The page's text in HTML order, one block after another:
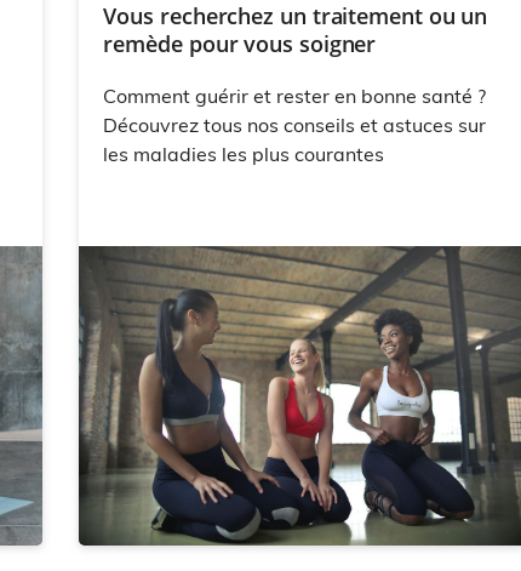
Vous recherchez un traitement ou un
remède pour vous soigner
Comment guérir et rester en bonne santé ?
Découvrez tous nos conseils et astuces sur
les maladies les plus courantes